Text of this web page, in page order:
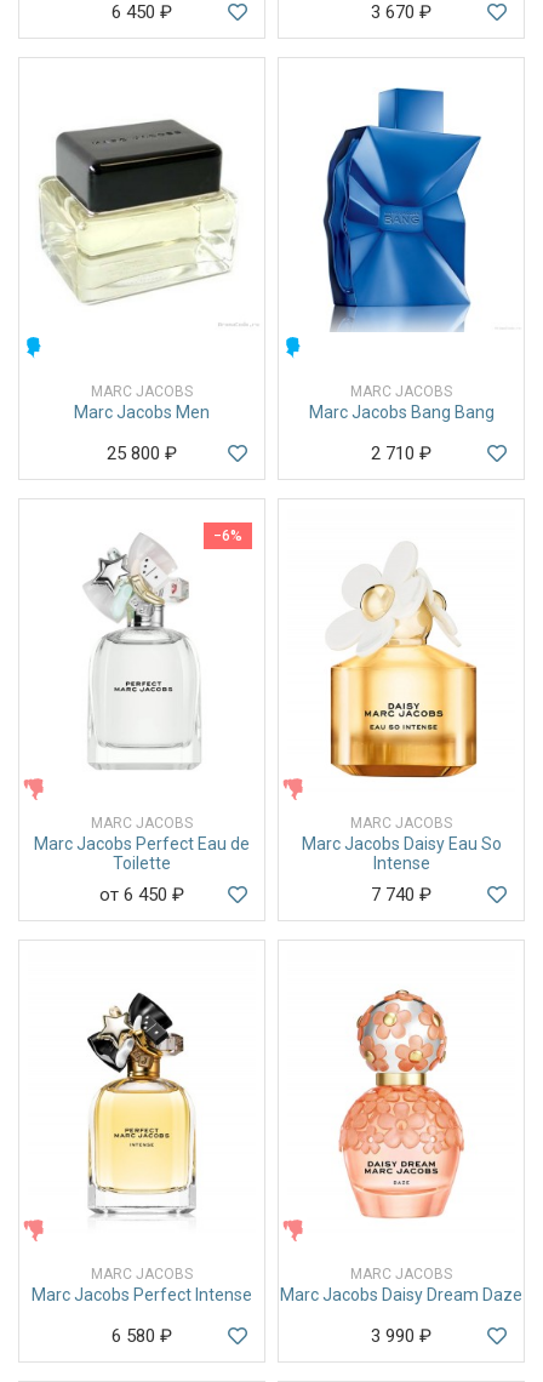
6 450 ₽ 3 670 ₽
MARC JACOBS
Marc Jacobs Men
25 800 ₽
MARC JACOBS
Marc Jacobs Bang Bang
2 710 ₽
−6%
MARC JACOBS
Marc Jacobs Perfect Eau de
Toilette
от 6 450 ₽
MARC JACOBS
Marc Jacobs Daisy Eau So
Intense
7 740 ₽
MARC JACOBS
Marc Jacobs Perfect Intense
6 580 ₽
MARC JACOBS
Marc Jacobs Daisy Dream Daze
3 990 ₽